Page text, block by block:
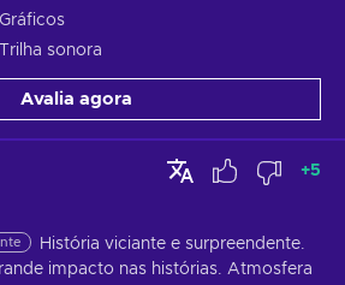
Gráficos
Trilha sonora
Avalia agora
+5
História viciante e surpreendente.
impacto nas histórias. Atmosfera